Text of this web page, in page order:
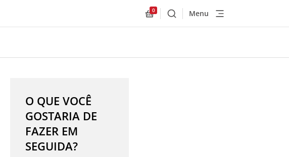
Allnex.GeneralResources.Cart
0
BuscarMenu
O QUE VOCÊ
GOSTARIA DE
FAZER EM
SEGUIDA?